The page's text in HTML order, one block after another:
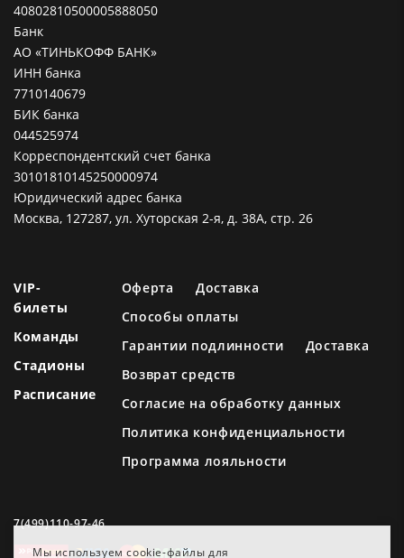
Мы используем cookie-файлы для
40802810500005888050
Банк
АО «ТИНЬКОФФ БАНК»
ИНН банка
7710140679
БИК банка
044525974
Корреспондентский счет банка
30101810145250000974
Юридический адрес банка
Москва, 127287, ул. Хуторская 2-я, д. 38А, стр. 26
VIP-
билеты
Команды
Стадионы
Расписание
Оферта
Доставка
Способы оплаты
Гарантии подлинности
Доставка
Возврат средств
Согласие на обработку данных
Политика конфиденциальности
Программа лояльности
7(499)110-97-46